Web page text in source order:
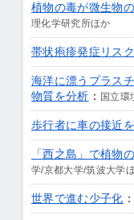
植物の毒が微生物
理化学研究所ほか
帯状疱疹発症リスク
海洋に漂うプラス
物質を分析 ： 国立環
歩行者に車の接近
「西之島」で植物
学/京都大学/筑波大学
世界で進む少子化 ：